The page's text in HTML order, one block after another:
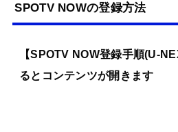
SPOTV NOWの登録方法
【SPOTV NOW登録手順(U-
るとコンテンツが開きます